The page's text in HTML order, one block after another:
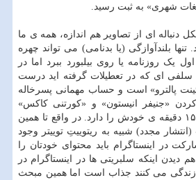
شهری» به ثبت رسید.
دنباله ای از تصاویر هم اندازه، همه ی ما
تنها بلندآوازگی (یا بدنامی) می تواند چهره
روزنامه یا روی بیلبورد ببرد اما در
سلفی ای که در تعطیلات گرفته اید درست
پالترو» است و حساب مهمانی پ‍سرخاله
کردن «جنیفر انیستون» و «کورتنی کاکس»
برابری می کند؛ هرکس ۱۵ دقیقه ی خودش را دارد. در واقع تا همین
مجدد) شبیه به ریتوییتِ توییتر وجود
در اینستاگرام باید محتوای خودتان را
اینکه سلبریتی ها در اینستاگرام در
زندگی می کنند جذاب است اما همین مبحث